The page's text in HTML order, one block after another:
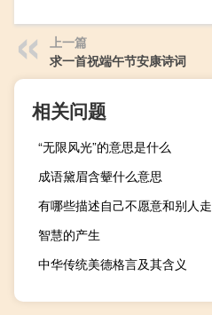
上一篇
求一首祝端午节安康诗词
相关问题
“无限风光”的意思是什么
成语黛眉含颦什么意思
有哪些描述自己不愿意和别人
智慧的产生
中华传统美德格言及其含义